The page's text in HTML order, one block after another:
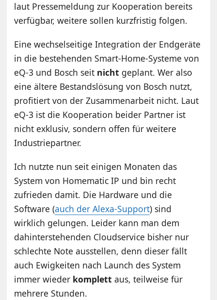
laut Pressemeldung zur Kooperation bereits
verfügbar, weitere sollen kurzfristig folgen.
Eine wechselseitige Integration der Endgeräte
in die bestehenden Smart-Home-Systeme von
eQ-3 und Bosch seit nicht geplant. Wer also
eine ältere Bestandslösung von Bosch nutzt,
profitiert von der Zusammenarbeit nicht. Laut
eQ-3 ist die Kooperation beider Partner ist
nicht exklusiv, sondern offen für weitere
Industriepartner.
Ich nutzte nun seit einigen Monaten das
System von Homematic IP und bin recht
zufrieden damit. Die Hardware und die
Software (auch der Alexa-Support) sind
wirklich gelungen. Leider kann man dem
dahinterstehenden Cloudservice bisher nur
schlechte Note ausstellen, denn dieser fällt
auch Ewigkeiten nach Launch des System
immer wieder komplett aus, teilweise für
mehrere Stunden.